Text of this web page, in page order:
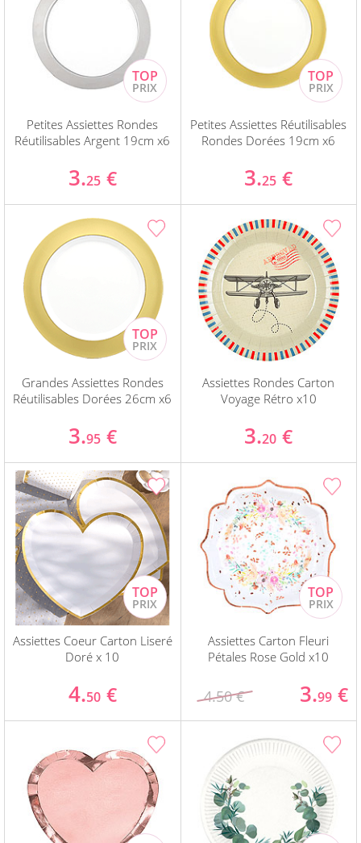
Petites Assiettes Rondes
Réutilisables Argent 19cm x6
3.25 €
Petites Assiettes Réutilisables
Rondes Dorées 19cm x6
3.25 €
Grandes Assiettes Rondes
Réutilisables Dorées 26cm x6
3.95 €
Assiettes Rondes Carton
Voyage Rétro x10
3.20 €
Assiettes Coeur Carton Liseré
Doré x 10
4.50 €
Assiettes Carton Fleuri
Pétales Rose Gold x10
4.50 € 3.99 €